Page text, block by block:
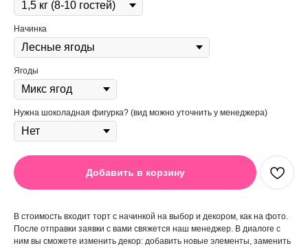
Начинка
Ягоды
Нужна шоколадная фигурка? (вид можно уточнить у менеджера)
Добавить в корзину
В стоимость входит торт с начинкой на выбор и декором, как на фото.
После отправки заявки с вами свяжется наш менеджер. В диалоге с
ним вы сможете изменить декор: добавить новые элементы, заменить